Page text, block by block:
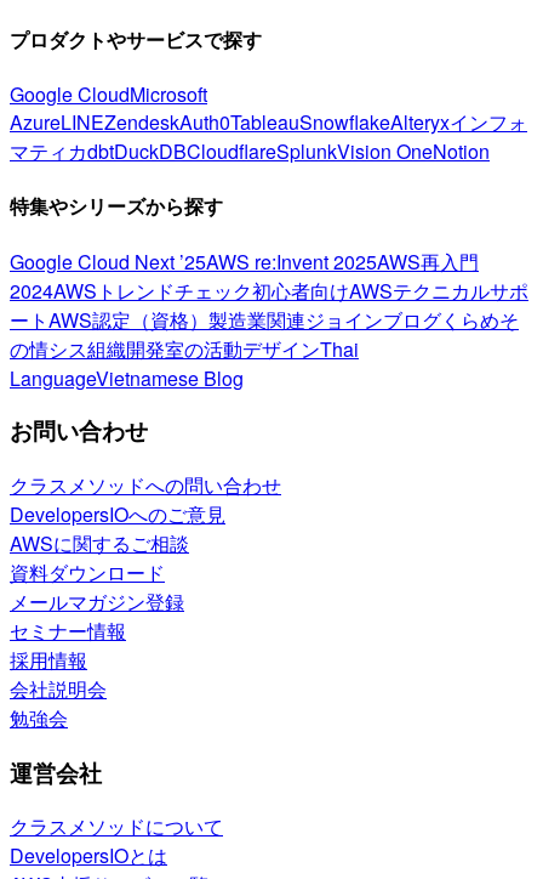
プロダクトやサービスで探す
Google CloudMicrosoft
AzureLINEZendeskAuth0TableauSnowflakeAlteryxインフォ
マティカdbtDuckDBCloudflareSplunkVision OneNotion
特集やシリーズから探す
Google Cloud Next ’25AWS re:Invent 2025AWS再入門
2024AWSトレンドチェック初心者向けAWSテクニカルサポ
ートAWS認定（資格） 製造業関連ジョインブログくらめそ
の情シス組織開発室の活動デザインThai
LanguageVietnamese Blog
お問い合わせ
クラスメソッドへの問い合わせ
DevelopersIOへのご意見
AWSに関するご相談
資料ダウンロード
メールマガジン登録
セミナー情報
採用情報
会社説明会
勉強会
運営会社
クラスメソッドについて
DevelopersIOとは